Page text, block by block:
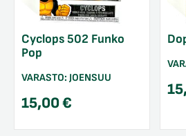
Cyclops 502 Funko
Pop
VARASTO: JOENSUU
15,00€